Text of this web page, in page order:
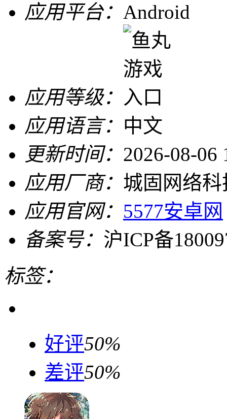
应用平台： Android
应用等级：
应用语言： 中文
更新时间： 2026-08-06
应用厂商： 城固网络
应用官网： 5577安卓网
备案号： 沪ICP备
标签：
好评50%
差评50%